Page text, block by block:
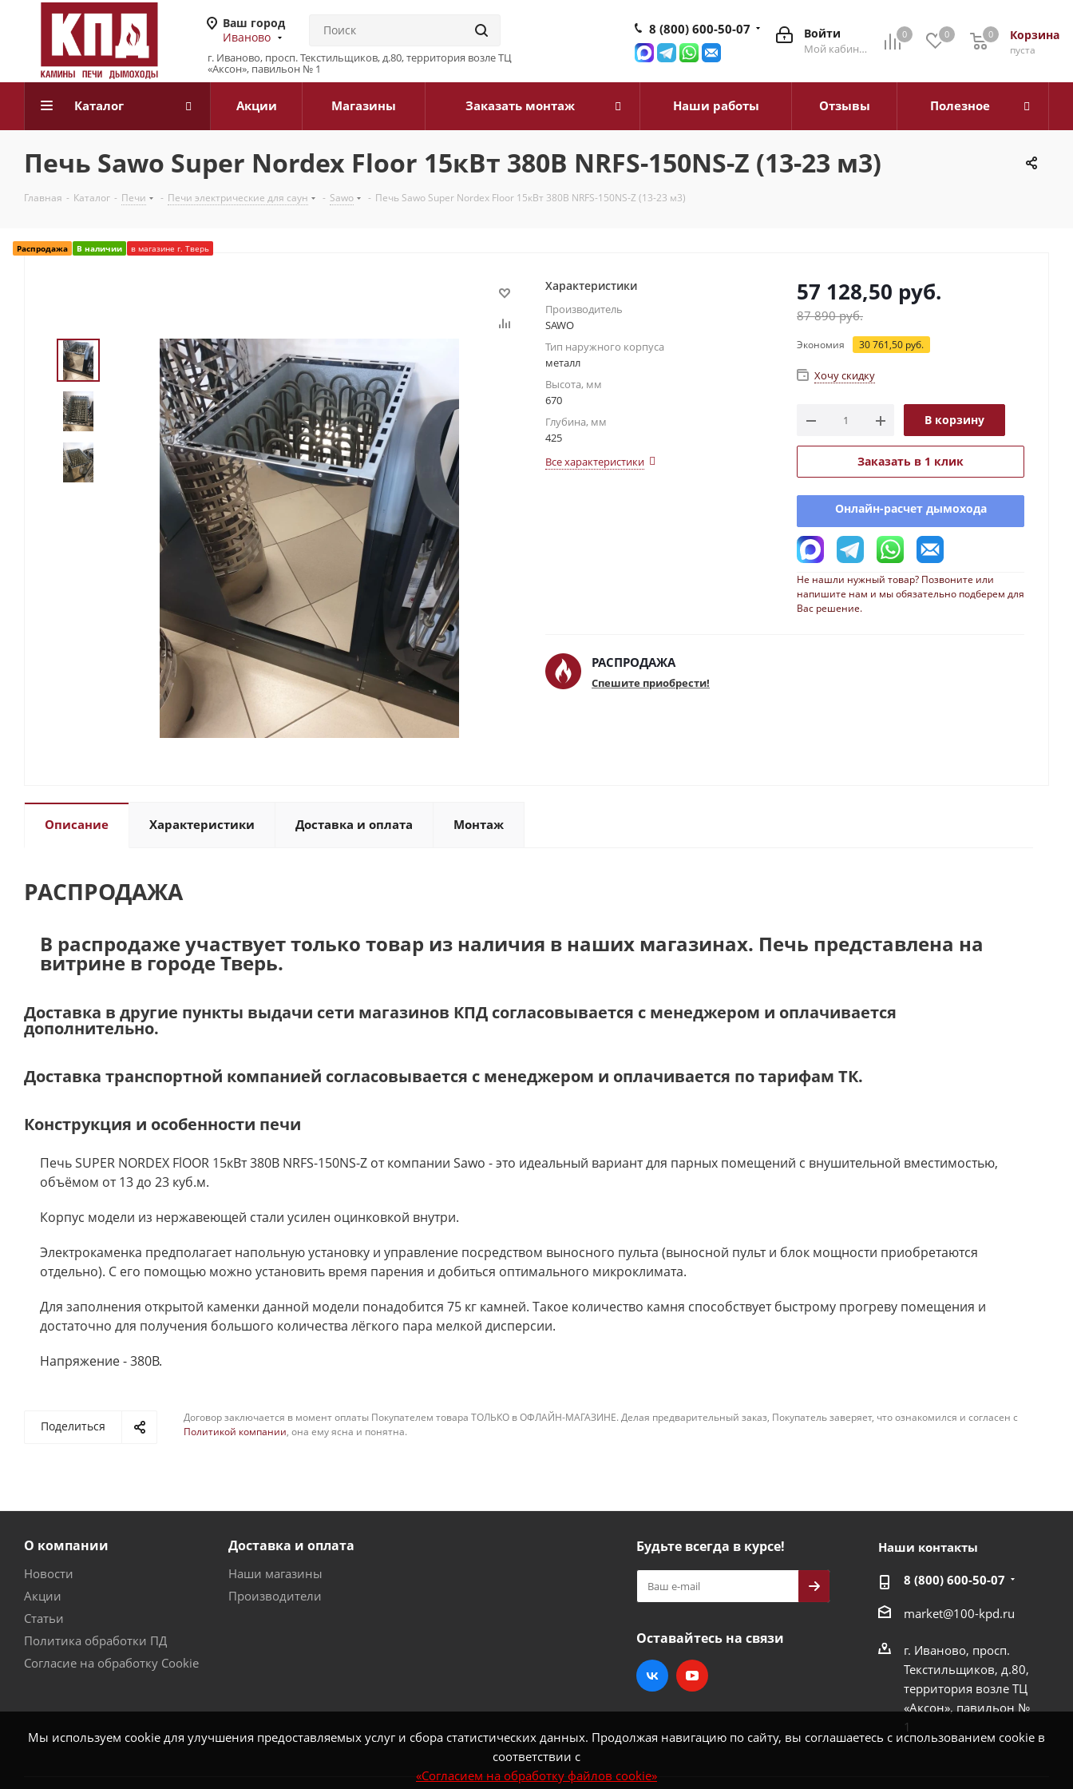
Мы используем cookie для улучшения предоставляемых услуг и сбора статистических данных. Продолжая навигацию по сайту, вы соглашаетесь с использованием cookie в
соответствии с
«Согласием на обработку файлов cookie»
Ваш город
Иваново
г. Иваново, просп. Текстильщиков, д.80, территория возле ТЦ
«Аксон», павильон № 1
0 0 Корзина
0
пуста
0
Войти
Мой кабинет
8 (800) 600-50-07
Каталог Акции Магазины Заказать монтаж Наши работы Отзывы Полезное
Печь Sawo Super Nordex Floor 15кВт 380В NRFS-150NS-Z (13-23 м3)
Главная - Каталог - Печи - Печи электрические для саун - Sawo - Печь Sawo Super Nordex Floor 15кВт 380В NRFS-150NS-Z (13-23 м3)
Распродажа В наличии в магазине г. Тверь
Характеристики
Производитель
SAWO
Тип наружного корпуса
металл
Высота, мм
670
Глубина, мм
425
Все характеристики
57 128,50 руб.
87 890руб.
Экономия 30 761,50 руб.
Хочу скидку
В корзину
Заказать в 1 клик
Онлайн-расчет дымохода
Не нашли нужный товар? Позвоните или
напишите нам и мы обязательно подберем для
Вас решение.
РАСПРОДАЖА
Спешите приобрести!
Описание Характеристики Доставка и оплата Монтаж
РАСПРОДАЖА
В распродаже участвует только товар из наличия в наших магазинах. Печь представлена на
витрине в городе Тверь.
Доставка в другие пункты выдачи сети магазинов КПД согласовывается с менеджером и оплачивается
дополнительно.
Доставка транспортной компанией согласовывается с менеджером и оплачивается по тарифам ТК.
Конструкция и особенности печи
Печь SUPER NORDEX FlOOR 15кВт 380В NRFS-150NS-Z от компании Sawo - это идеальный вариант для парных помещений с внушительной вместимостью,
объёмом от 13 до 23 куб.м.
Корпус модели из нержавеющей стали усилен оцинковкой внутри.
Электрокаменка предполагает напольную установку и управление посредством выносного пульта (выносной пульт и блок мощности приобретаются
отдельно). С его помощью можно установить время парения и добиться оптимального микроклимата.
Для заполнения открытой каменки данной модели понадобится 75 кг камней. Такое количество камня способствует быстрому прогреву помещения и
достаточно для получения большого количества лёгкого пара мелкой дисперсии.
Напряжение - 380В.
Поделиться
Договор заключается в момент оплаты Покупателем товара ТОЛЬКО в ОФЛАЙН-МАГАЗИНЕ. Делая предварительный заказ, Покупатель заверяет, что ознакомился и согласен с
Политикой компании, она ему ясна и понятна.
О компании
Новости
Акции
Статьи
Политика обработки ПД
Согласие на обработку Cookie
Доставка и оплата
Наши магазины
Производители
Будьте всегда в курсе!
Оставайтесь на связи
Наши контакты
8 (800) 600-50-07
market@100-kpd.ru
г. Иваново, просп.
Текстильщиков, д.80,
территория возле ТЦ
«Аксон», павильон №
1